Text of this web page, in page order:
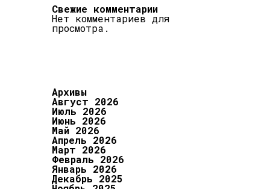
Свежие комментарии
Нет комментариев для
просмотра.
Архивы
Август 2026
Июль 2026
Июнь 2026
Май 2026
Апрель 2026
Март 2026
Февраль 2026
Январь 2026
Декабрь 2025